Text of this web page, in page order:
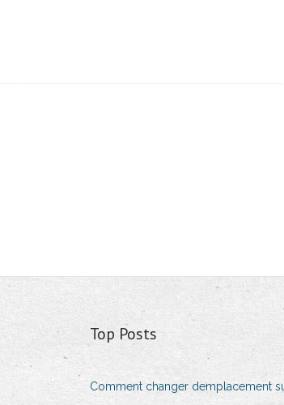
Top Posts
Comment changer demplacement